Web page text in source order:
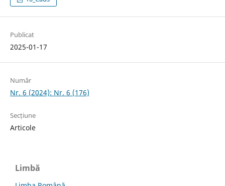
Publicat
2025-01-17
Număr
Nr. 6 (2024): Nr. 6 (176)
Secțiune
Articole
Limbă